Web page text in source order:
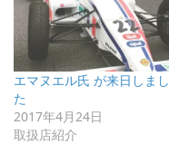
エマヌエル氏 が来日しまし
た
2017年4月24日
取扱店紹介